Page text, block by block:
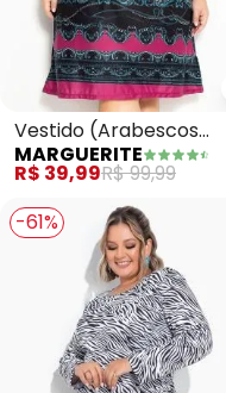
Vestido (Arabescos
Preto) com Transpasse
Plus Size
MARGUERITE
R$ 39,99R$ 99,99
-61%